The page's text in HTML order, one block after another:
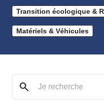
Transition écologique &
Matériels & Véhicules
search